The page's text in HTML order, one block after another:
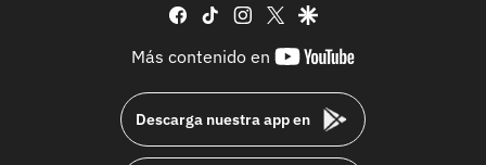
facebook
tiktok instagram
twittergoogle
Más contenido en
youtube-
Descarga nuestra app en